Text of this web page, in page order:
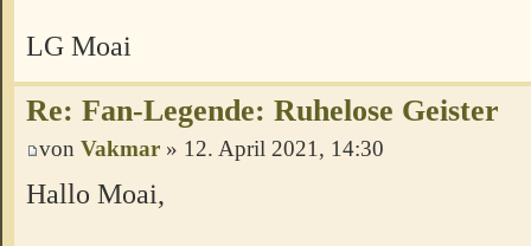
LG Moai
Re: Fan-Legende: Ruhelose Geister
von Vakmar » 12. April 2021, 14:30
Hallo Moai,